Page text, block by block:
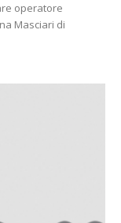
operatore
Masciari di